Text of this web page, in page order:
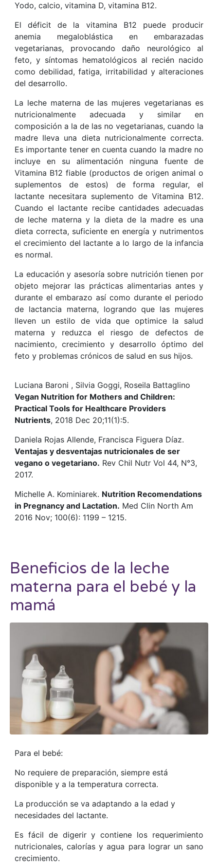
Yodo, calcio, vitamina D, vitamina B12.
El déficit de la vitamina B12 puede producir
anemia megaloblástica en embarazadas
vegetarianas, provocando daño neurológico al
feto, y síntomas hematológicos al recién nacido
como debilidad, fatiga, irritabilidad y alteraciones
del desarrollo.
La leche materna de las mujeres vegetarianas es
nutricionalmente adecuada y similar en
composición a la de las no vegetarianas, cuando la
madre lleva una dieta nutricionalmente correcta.
Es importante tener en cuenta cuando la madre no
incluye en su alimentación ninguna fuente de
Vitamina B12 fiable (productos de origen animal o
suplementos de estos) de forma regular, el
lactante necesitara suplemento de Vitamina B12.
Cuando el lactante recibe cantidades adecuadas
de leche materna y la dieta de la madre es una
dieta correcta, suficiente en energía y nutrimentos
el crecimiento del lactante a lo largo de la infancia
es normal.
La educación y asesoría sobre nutrición tienen por
objeto mejorar las prácticas alimentarias antes y
durante el embarazo así como durante el periodo
de lactancia materna, logrando que las mujeres
lleven un estilo de vida que optimice la salud
materna y reduzca el riesgo de defectos de
nacimiento, crecimiento y desarrollo óptimo del
feto y problemas crónicos de salud en sus hijos.
Luciana Baroni , Silvia Goggi, Roseila Battaglino
Vegan Nutrition for Mothers and Children:
Practical Tools for Healthcare Providers
Nutrients, 2018 Dec 20;11(1):5.
Daniela Rojas Allende, Francisca Figuera Díaz.
Ventajas y desventajas nutricionales de ser
vegano o vegetariano. Rev Chil Nutr Vol 44, N°3,
2017.
Michelle A. Kominiarek. Nutrition Recomendations
in Pregnancy and Lactation. Med Clin North Am
2016 Nov; 100(6): 1199 – 1215.
Beneficios de la leche
materna para el bebé y la
mamá
Para el bebé:
No requiere de preparación, siempre está
disponible y a la temperatura correcta.
La producción se va adaptando a la edad y
necesidades del lactante.
Es fácil de digerir y contiene los requerimiento
nutricionales, calorías y agua para lograr un sano
crecimiento.